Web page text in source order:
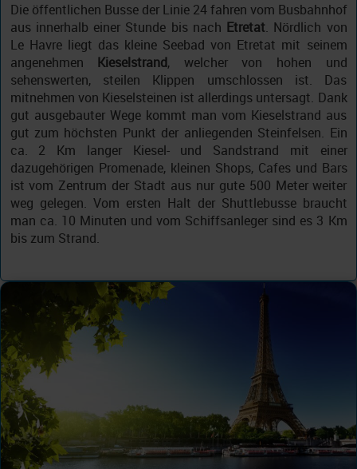
Die öffentlichen Busse der Linie 24 fahren vom Busbahnhof
aus innerhalb einer Stunde bis nach Etretat. Nördlich von
Le Havre liegt das kleine Seebad von Etretat mit seinem
angenehmen Kieselstrand, welcher von hohen und
sehenswerten, steilen Klippen umschlossen ist. Das
mitnehmen von Kieselsteinen ist allerdings untersagt. Dank
gut ausgebauter Wege kommt man vom Kieselstrand aus
gut zum höchsten Punkt der anliegenden Steinfelsen. Ein
ca. 2 Km langer Kiesel- und Sandstrand mit einer
dazugehörigen Promenade, kleinen Shops, Cafes und Bars
ist vom Zentrum der Stadt aus nur gute 500 Meter weiter
weg gelegen. Vom ersten Halt der Shuttlebusse braucht
man ca. 10 Minuten und vom Schiffsanleger sind es 3 Km
bis zum Strand.